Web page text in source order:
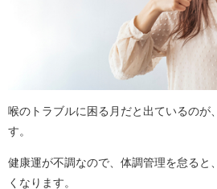
喉のトラブルに困る月だと出ているのが
す。
健康運が不調なので、体調管理を怠ると
くなります。